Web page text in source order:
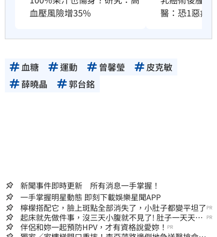
血壓風險增35%
醫：恐1惡疾
血糖 運動 曾馨瑩
皮克敏
薛曉晶
郭台銘
新聞事件即時更新 所有消息一手掌握！
一手掌握明星動態 即刻下載娛樂星聞APP
檸檬搭配它，臉上斑點全部消失了，小肚子都變平坦了 PR
起床就先做件事，沒三天小腹就不見了! 肚子一天天變
小！
PR
伴侶和妳一起預防HPV，才有資格說愛妳！ PR